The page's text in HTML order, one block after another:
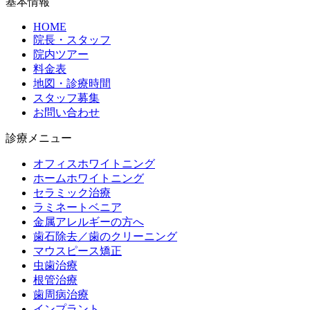
HOME
院長・スタッフ
院内ツアー
料金表
地図・診療時間
スタッフ募集
お問い合わせ
診療メニュー
オフィスホワイトニング
ホームホワイトニング
セラミック治療
ラミネートベニア
金属アレルギーの方へ
歯石除去／歯のクリーニング
マウスピース矯正
虫歯治療
根管治療
歯周病治療